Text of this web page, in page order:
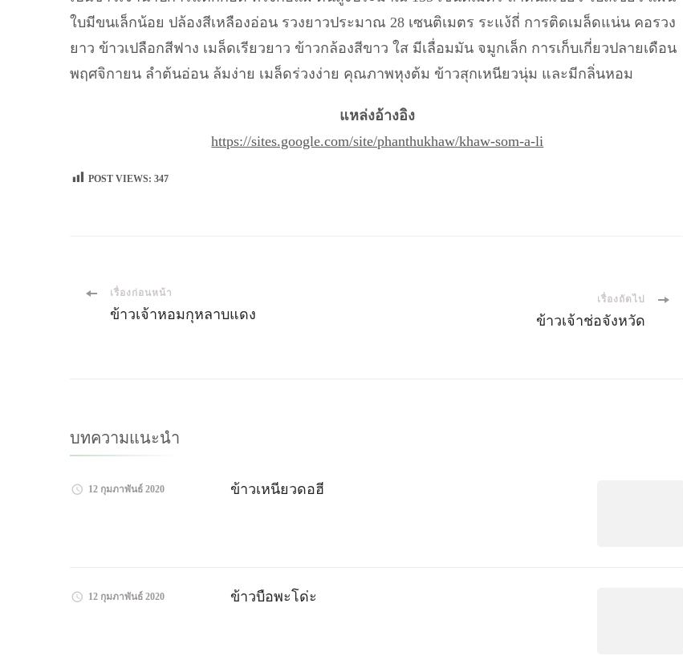
ใบมีขนเล็กน้อย ปล้องสีเหลืองอ่อน รวงยาวประมาณ 28 เซนติเมตร ระแง้ถี่ การติดเมล็ดแน่น คอรวง
ยาว ข้าวเปลือกสีฟาง เมล็ดเรียวยาว ข้าวกล้องสีขาว ใส มีเลื่อมมัน จมูกเล็ก การเก็บเกี่ยวปลายเดือน
พฤศจิกายน ลำต้นอ่อน ล้มง่าย เมล็ดร่วงง่าย คุณภาพหุงต้ม ข้าวสุกเหนียวนุ่ม และมีกลิ่นหอม
แหล่งอ้างอิง
https://sites.google.com/site/phanthukhaw/khaw-som-a-li
POST VIEWS: 347
เมนูเรื่องก่อนหน้า
ข้าวเจ้าหอมกุหลาบแดง
เรื่องถัดไป
ข้าวเจ้าช่อจังหวัด
บทความแนะนำ
12 กุมภาพันธ์ 2020 ข้าวเหนียวดอฮี
12 กุมภาพันธ์ 2020 ข้าวบือพะโด่ะ